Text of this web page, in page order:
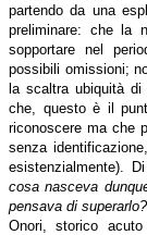
partendo da una
preliminare: che la
sopportare nel
possibili omissioni;
la scaltra ubiquità
che, questo è il
riconoscere ma che
senza
esistenzialmente).
cosa nasceva
pensava di superarlo?
Onori, storico